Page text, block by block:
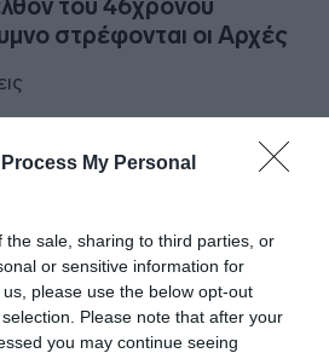
My Personal
the sale, sharing to third parties, or
or sensitive information for
please use the below opt-out
Please note that after your
you may continue seeing
του 46χρονου
στρέφονται οι Αρχές